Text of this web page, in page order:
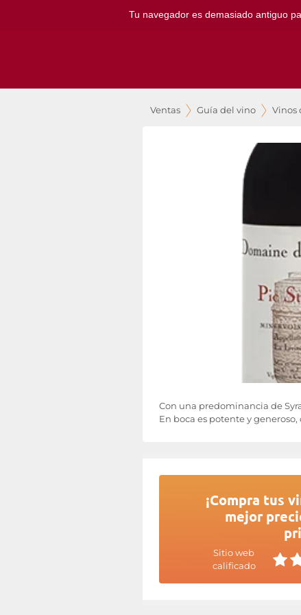
Tu navegador es demasiado antiguo
Ventas Guía del vino Vinos
Con una predominancia de
En boca es potente y
¡Compra tus
mejor
Sitio web
calificado